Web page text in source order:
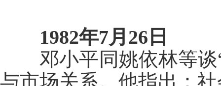
1982年7月26日
邓小平同姚依林等谈“
与市场关系。他指出：